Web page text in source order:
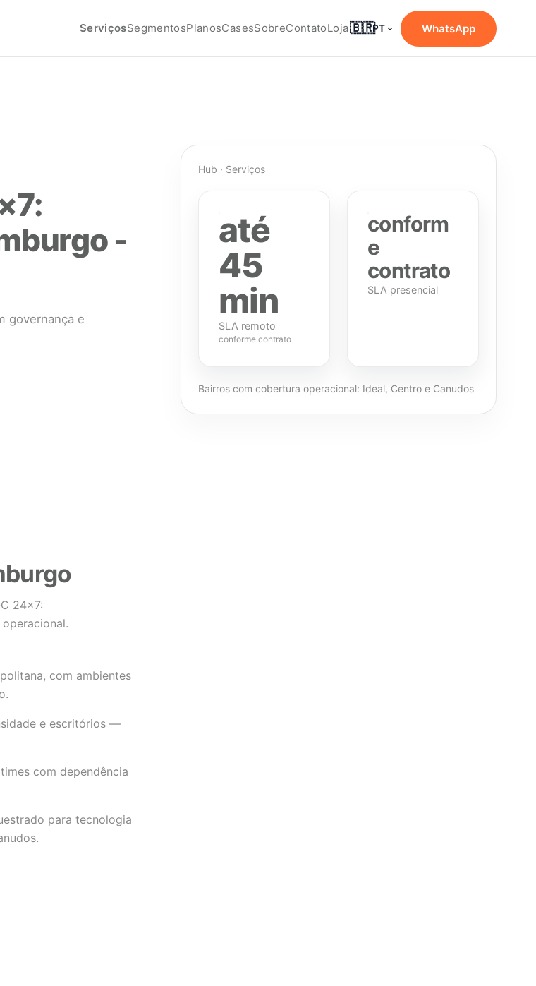
ServiçosSegmentosPlanosCasesSobreContatoLoja🇧🇷PT WhatsApp
-
governança e
Hub · Serviços
até
45
min
SLA remoto
conforme contrato
conform
e
contrato
SLA presencial
Bairros com cobertura operacional: Ideal, Centro e Canudos
24×7:
com ambientes
e escritórios —
com dependência
para tecnologia